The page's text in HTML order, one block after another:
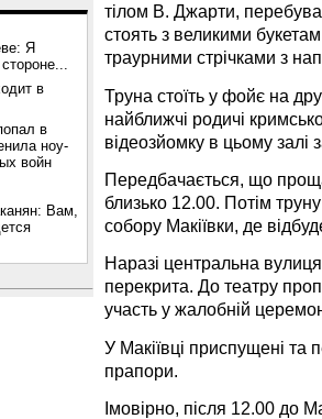
Я
в
в
ноу-
войн
Вам,
тілом В. Джарти,
стоять з великими
траурними стрічками з
Труна стоїть у фойє на
найближчі родичі
відеозйомку в цьому залі
Передбачається, що
близько 12.00. Потім
собору Макіївки, де
Наразі центральна
перекрита. До театру
участь у жалобній
У Макіївці приспущені та
прапори.
Імовірно, після 12.00 до